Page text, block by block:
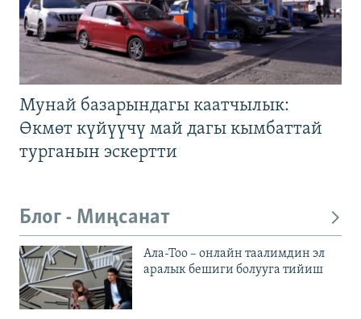
Мунай базарындагы каатчылык:
Өкмөт күйүүчү май дагы кымбаттай
турганын эскертти
Блог - Миңсанат
Ала-Тоо – онлайн таалимдин эл
аралык бешиги болууга тийиш